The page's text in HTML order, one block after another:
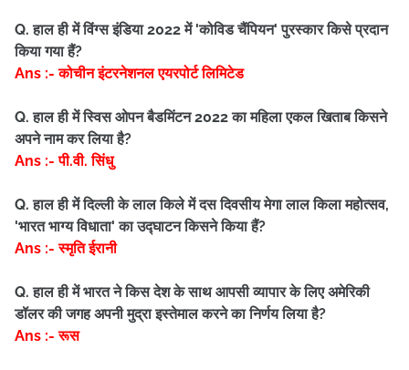
Q. हाल ही में विंग्स इंडिया 2022 में 'कोविड चैंपियन' पुरस्कार किसे प्रदान
किया गया हैं?
Ans :- कोचीन इंटरनेशनल एयरपोर्ट लिमिटेड
Q. हाल ही में स्विस ओपन बैडमिंटन 2022 का महिला एकल खिताब किसने
अपने नाम कर लिया है?
Ans :- पी.वी. सिंधु
Q. हाल ही में दिल्ली के लाल किले में दस दिवसीय मेगा लाल किला महोत्सव,
'भारत भाग्य विधाता' का उद्घाटन किसने किया हैं?
Ans :- स्मृति ईरानी
Q. हाल ही में भारत ने किस देश के साथ आपसी व्यापार के लिए अमेरिकी
डॉलर की जगह अपनी मुद्रा इस्तेमाल करने का निर्णय लिया है?
Ans :- रूस